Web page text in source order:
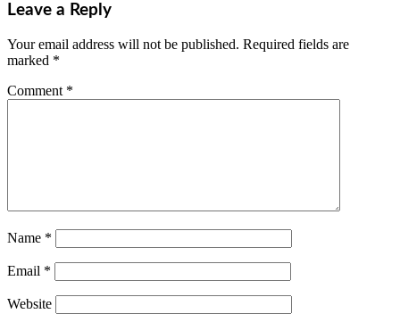
Leave a Reply
Your email address will not be published. Required fields are
marked *
Comment *
Name *
Email *
Website